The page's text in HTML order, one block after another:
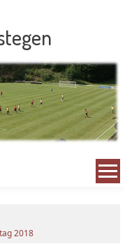
2018